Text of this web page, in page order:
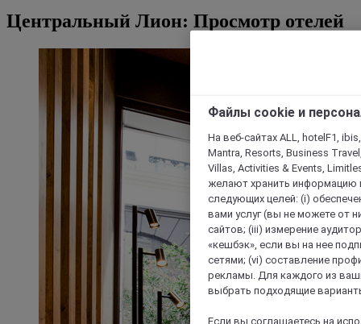
Центральный Лион: Просмотр отелей
Файлы cookie и
На веб-сайтах ALL, hotelF1,
Mantra, Resorts, Business
Villas, Activities & Events,
желают хранить информацию
следующих целей: (i)
вами услуг (вы не можете от
сайтов; (iii) измерение
«кешбэк», если вы на нее
сетями; (vi) составление
рекламы. Для каждого из
выбрать подходящие
Если вы соглашаетесь на